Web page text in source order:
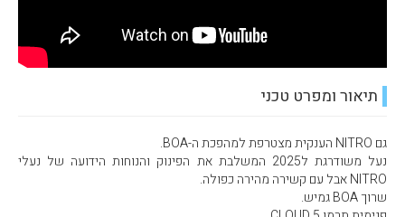
תיאור ומפרט טכני
גם NITRO הענקית מצטרפת למהפכת ה-BOA.
נעל משודרגת ל2025 המשלבת את הפינוק והנוחות הידועה של נעלי
NITRO אבל עם קשירה מהירה כפולה.
שרוך BOA גמיש.